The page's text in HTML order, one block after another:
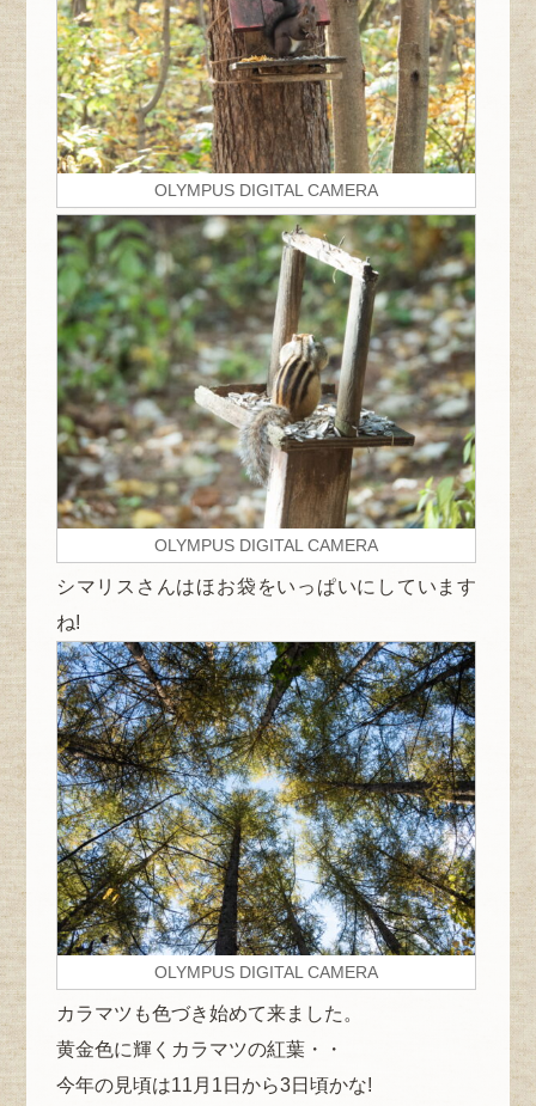
OLYMPUS DIGITAL CAMERA
OLYMPUS DIGITAL CAMERA
シマリスさんはほお袋をいっぱいにしています
ね!
OLYMPUS DIGITAL CAMERA
カラマツも色づき始めて来ました。
黄金色に輝くカラマツの紅葉・・
今年の見頃は11月1日から3日頃かな!